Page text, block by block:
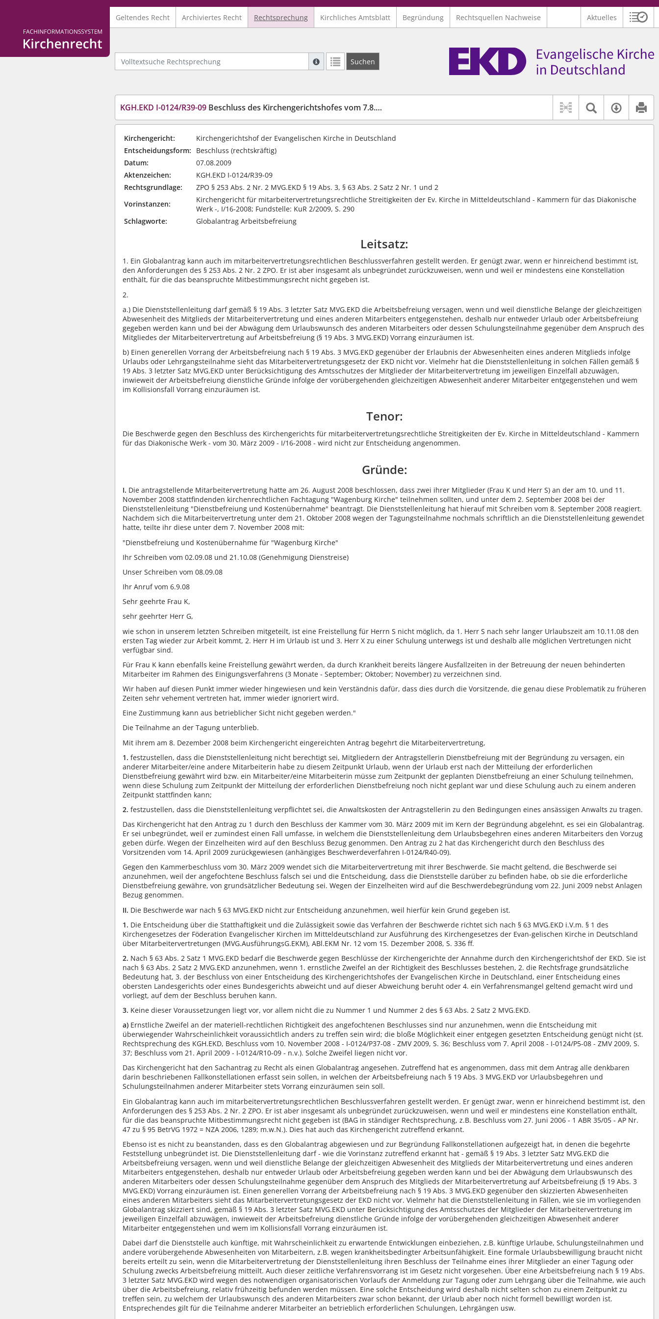
Logo Fachinformationssystem Kirchenrecht
Geltendes Recht Archiviertes Recht Rechtsprechung Kirchliches Amtsblatt Begründung Rechtsquellen Nachweise Aktuelles
Volltextsuche Rechtsprechung
Suche mit Platzhalter "*", Bsp. Pfarrer*, findet auch: "Pfarrerinitiative" oder "Pfarrerausschuss".
Weitere Suchoperatoren finden Sie in unserer Hilfe.
Suchen
KGH.EKD I-0124/R39-09 Beschluss des Kirchengerichtshofes vom 7.8.2009 Textsuche
Kirchengericht:
Kirchengerichtshof der Evangelischen Kirche in Deutschland
Entscheidungsform:
Beschluss (rechtskräftig)
Datum:
07.08.2009
Aktenzeichen:
KGH.EKD I-0124/R39-09
Rechtsgrundlage:
ZPO § 253 Abs. 2 Nr. 2 MVG.EKD § 19 Abs. 3, § 63 Abs. 2 Satz 2 Nr. 1 und 2
Vorinstanzen:
Kirchengericht für mitarbeitervertretungsrechtliche Streitigkeiten der Ev. Kirche in Mitteldeutschland - Kammern für das Diakonische
Werk -, I/16-2008; Fundstelle: KuR 2/2009, S. 290
Schlagworte:
Globalantrag Arbeitsbefreiung
Leitsatz:
1. Ein Globalantrag kann auch im mitarbeitervertretungsrechtlichen Beschlussverfahren gestellt werden. Er genügt zwar, wenn er hinreichend bestimmt ist,
den Anforderungen des § 253 Abs. 2 Nr. 2 ZPO. Er ist aber insgesamt als unbegründet zurückzuweisen, wenn und weil er mindestens eine Konstellation
enthält, für die das beanspruchte Mitbestimmungsrecht nicht gegeben ist.
2.
a.) Die Dienststellenleitung darf gemäß § 19 Abs. 3 letzter Satz MVG.EKD die Arbeitsbefreiung versagen, wenn und weil dienstliche Belange der gleichzeitigen
Abwesenheit des Mitglieds der Mitarbeitervertretung und eines anderen Mitarbeiters entgegenstehen, deshalb nur entweder Urlaub oder Arbeitsbefreiung
gegeben werden kann und bei der Abwägung dem Urlaubswunsch des anderen Mitarbeiters oder dessen Schulungsteilnahme gegenüber dem Anspruch des
Mitgliedes der Mitarbeitervertretung auf Arbeitsbefreiung (§ 19 Abs. 3 MVG.EKD) Vorrang einzuräumen ist.
b) Einen generellen Vorrang der Arbeitsbefreiung nach § 19 Abs. 3 MVG.EKD gegenüber der Erlaubnis der Abwesenheiten eines anderen Mitglieds infolge
Urlaubs oder Lehrgangsteilnahme sieht das Mitarbeitervertretungsgesetz der EKD nicht vor. Vielmehr hat die Dienststellenleitung in solchen Fällen gemäß §
19 Abs. 3 letzter Satz MVG.EKD unter Berücksichtigung des Amtsschutzes der Mitglieder der Mitarbeitervertretung im jeweiligen Einzelfall abzuwägen,
inwieweit der Arbeitsbefreiung dienstliche Gründe infolge der vorübergehenden gleichzeitigen Abwesenheit anderer Mitarbeiter entgegenstehen und wem
im Kollisionsfall Vorrang einzuräumen ist.
Tenor:
Die Beschwerde gegen den Beschluss des Kirchengerichts für mitarbeitervertretungsrechtliche Streitigkeiten der Ev. Kirche in Mitteldeutschland - Kammern
für das Diakonische Werk - vom 30. März 2009 - I/16-2008 - wird nicht zur Entscheidung angenommen.
Gründe:
I. Die antragstellende Mitarbeitervertretung hatte am 26. August 2008 beschlossen, dass zwei ihrer Mitglieder (Frau K und Herr S) an der am 10. und 11.
November 2008 stattfindenden kirchenrechtlichen Fachtagung "Wagenburg Kirche" teilnehmen sollten, und unter dem 2. September 2008 bei der
Dienststellenleitung "Dienstbefreiung und Kostenübernahme" beantragt. Die Dienststellenleitung hat hierauf mit Schreiben vom 8. September 2008 reagiert.
Nachdem sich die Mitarbeitervertretung unter dem 21. Oktober 2008 wegen der Tagungsteilnahme nochmals schriftlich an die Dienststellenleitung gewendet
hatte, teilte ihr diese unter dem 7. November 2008 mit:
"Dienstbefreiung und Kostenübernahme für "Wagenburg Kirche"
Ihr Schreiben vom 02.09.08 und 21.10.08 (Genehmigung Dienstreise)
Unser Schreiben vom 08.09.08
Ihr Anruf vom 6.9.08
Sehr geehrte Frau K,
sehr geehrter Herr G,
wie schon in unserem letzten Schreiben mitgeteilt, ist eine Freistellung für Herrn S nicht möglich, da 1. Herr S nach sehr langer Urlaubszeit am 10.11.08 den
ersten Tag wieder zur Arbeit kommt, 2. Herr H im Urlaub ist und 3. Herr X zu einer Schulung unterwegs ist und deshalb alle möglichen Vertretungen nicht
verfügbar sind.
Für Frau K kann ebenfalls keine Freistellung gewährt werden, da durch Krankheit bereits längere Ausfallzeiten in der Betreuung der neuen behinderten
Mitarbeiter im Rahmen des Einigungsverfahrens (3 Monate - September; Oktober; November) zu verzeichnen sind.
Wir haben auf diesen Punkt immer wieder hingewiesen und kein Verständnis dafür, dass dies durch die Vorsitzende, die genau diese Problematik zu früheren
Zeiten sehr vehement vertreten hat, immer wieder ignoriert wird.
Eine Zustimmung kann aus betrieblicher Sicht nicht gegeben werden."
Die Teilnahme an der Tagung unterblieb.
Mit ihrem am 8. Dezember 2008 beim Kirchengericht eingereichten Antrag begehrt die Mitarbeitervertretung,
1. festzustellen, dass die Dienststellenleitung nicht berechtigt sei, Mitgliedern der Antragstellerin Dienstbefreiung mit der Begründung zu versagen, ein
anderer Mitarbeiter/eine andere Mitarbeiterin habe zu diesem Zeitpunkt Urlaub, wenn der Urlaub erst nach der Mitteilung der erforderlichen
Dienstbefreiung gewährt wird bzw. ein Mitarbeiter/eine Mitarbeiterin müsse zum Zeitpunkt der geplanten Dienstbefreiung an einer Schulung teilnehmen,
wenn diese Schulung zum Zeitpunkt der Mitteilung der erforderlichen Dienstbefreiung noch nicht geplant war und diese Schulung auch zu einem anderen
Zeitpunkt stattfinden kann;
2. festzustellen, dass die Dienststellenleitung verpflichtet sei, die Anwaltskosten der Antragstellerin zu den Bedingungen eines ansässigen Anwalts zu tragen.
Das Kirchengericht hat den Antrag zu 1 durch den Beschluss der Kammer vom 30. März 2009 mit im Kern der Begründung abgelehnt, es sei ein Globalantrag.
Er sei unbegründet, weil er zumindest einen Fall umfasse, in welchem die Dienststellenleitung dem Urlaubsbegehren eines anderen Mitarbeiters den Vorzug
geben dürfe. Wegen der Einzelheiten wird auf den Beschluss Bezug genommen. Den Antrag zu 2 hat das Kirchengericht durch den Beschluss des
Vorsitzenden vom 14. April 2009 zurückgewiesen (anhängiges Beschwerdeverfahren I-0124/R40-09).
Gegen den Kammerbeschluss vom 30. März 2009 wendet sich die Mitarbeitervertretung mit ihrer Beschwerde. Sie macht geltend, die Beschwerde sei
anzunehmen, weil der angefochtene Beschluss falsch sei und die Entscheidung, dass die Dienststelle darüber zu befinden habe, ob sie die erforderliche
Dienstbefreiung gewähre, von grundsätzlicher Bedeutung sei. Wegen der Einzelheiten wird auf die Beschwerdebegründung vom 22. Juni 2009 nebst Anlagen
Bezug genommen.
II. Die Beschwerde war nach § 63 MVG.EKD nicht zur Entscheidung anzunehmen, weil hierfür kein Grund gegeben ist.
1. Die Entscheidung über die Statthaftigkeit und die Zulässigkeit sowie das Verfahren der Beschwerde richtet sich nach § 63 MVG.EKD i.V.m. § 1 des
Kirchengesetzes der Föderation Evangelischer Kirchen im Mitteldeutschland zur Ausführung des Kirchengesetzes der Evan-gelischen Kirche in Deutschland
über Mitarbeitervertretungen (MVG.AusführungsG.EKM), ABl.EKM Nr. 12 vom 15. Dezember 2008, S. 336 ff.
2. Nach § 63 Abs. 2 Satz 1 MVG.EKD bedarf die Beschwerde gegen Beschlüsse der Kirchengerichte der Annahme durch den Kirchengerichtshof der EKD. Sie ist
nach § 63 Abs. 2 Satz 2 MVG.EKD anzunehmen, wenn 1. ernstliche Zweifel an der Richtigkeit des Beschlusses bestehen, 2. die Rechtsfrage grundsätzliche
Bedeutung hat, 3. der Beschluss von einer Entscheidung des Kirchengerichtshofes der Evangelischen Kirche in Deutschland, einer Entscheidung eines
obersten Landesgerichts oder eines Bundesgerichts abweicht und auf dieser Abweichung beruht oder 4. ein Verfahrensmangel geltend gemacht wird und
vorliegt, auf dem der Beschluss beruhen kann.
3. Keine dieser Voraussetzungen liegt vor, vor allem nicht die zu Nummer 1 und Nummer 2 des § 63 Abs. 2 Satz 2 MVG.EKD.
a) Ernstliche Zweifel an der materiell-rechtlichen Richtigkeit des angefochtenen Beschlusses sind nur anzunehmen, wenn die Entscheidung mit
überwiegender Wahrscheinlichkeit voraussichtlich anders zu treffen sein wird; die bloße Möglichkeit einer entgegen gesetzten Entscheidung genügt nicht (st.
Rechtsprechung des KGH.EKD, Beschluss vom 10. November 2008 - I-0124/P37-08 - ZMV 2009, S. 36; Beschluss vom 7. April 2008 - I-0124/P5-08 - ZMV 2009, S.
37; Beschluss vom 21. April 2009 - I-0124/R10-09 - n.v.). Solche Zweifel liegen nicht vor.
Das Kirchengericht hat den Sachantrag zu Recht als einen Globalantrag angesehen. Zutreffend hat es angenommen, dass mit dem Antrag alle denkbaren
darin beschriebenen Fallkonstellationen erfasst sein sollen, in welchen der Arbeitsbefreiung nach § 19 Abs. 3 MVG.EKD vor Urlaubsbegehren und
Schulungsteilnahmen anderer Mitarbeiter stets Vorrang einzuräumen sein soll.
Ein Globalantrag kann auch im mitarbeitervertretungsrechtlichen Beschlussverfahren gestellt werden. Er genügt zwar, wenn er hinreichend bestimmt ist, den
Anforderungen des § 253 Abs. 2 Nr. 2 ZPO. Er ist aber insgesamt als unbegründet zurückzuweisen, wenn und weil er mindestens eine Konstellation enthält,
für die das beanspruchte Mitbestimmungsrecht nicht gegeben ist (BAG in ständiger Rechtsprechung, z.B. Beschluss vom 27. Juni 2006 - 1 ABR 35/05 - AP Nr.
47 zu § 95 BetrVG 1972 = NZA 2006, 1289; m.w.N.). Dies hat auch das Kirchengericht zutreffend erkannt.
Ebenso ist es nicht zu beanstanden, dass es den Globalantrag abgewiesen und zur Begründung Fallkonstellationen aufgezeigt hat, in denen die begehrte
Feststellung unbegründet ist. Die Dienststellenleitung darf - wie die Vorinstanz zutreffend erkannt hat - gemäß § 19 Abs. 3 letzter Satz MVG.EKD die
Arbeitsbefreiung versagen, wenn und weil dienstliche Belange der gleichzeitigen Abwesenheit des Mitglieds der Mitarbeitervertretung und eines anderen
Mitarbeiters entgegenstehen, deshalb nur entweder Urlaub oder Arbeitsbefreiung gegeben werden kann und bei der Abwägung dem Urlaubswunsch des
anderen Mitarbeiters oder dessen Schulungsteilnahme gegenüber dem Anspruch des Mitglieds der Mitarbeitervertretung auf Arbeitsbefreiung (§ 19 Abs. 3
MVG.EKD) Vorrang einzuräumen ist. Einen generellen Vorrang der Arbeitsbefreiung nach § 19 Abs. 3 MVG.EKD gegenüber den skizzierten Abwesenheiten
eines anderen Mitarbeiters sieht das Mitarbeitervertretungsgesetz der EKD nicht vor. Vielmehr hat die Dienststellenleitung in Fällen, wie sie im vorliegenden
Globalantrag skizziert sind, gemäß § 19 Abs. 3 letzter Satz MVG.EKD unter Berücksichtigung des Amtsschutzes der Mitglieder der Mitarbeitervertretung im
jeweiligen Einzelfall abzuwägen, inwieweit der Arbeitsbefreiung dienstliche Gründe infolge der vorübergehenden gleichzeitigen Abwesenheit anderer
Mitarbeiter entgegenstehen und wem im Kollisionsfall Vorrang einzuräumen ist.
Dabei darf die Dienststelle auch künftige, mit Wahrscheinlichkeit zu erwartende Entwicklungen einbeziehen, z.B. künftige Urlaube, Schulungsteilnahmen und
andere vorübergehende Abwesenheiten von Mitarbeitern, z.B. wegen krankheitsbedingter Arbeitsunfähigkeit. Eine formale Urlaubsbewilligung braucht nicht
bereits erteilt zu sein, wenn die Mitarbeitervertretung der Dienststellenleitung ihren Beschluss der Teilnahme eines ihrer Mitglieder an einer Tagung oder
Schulung zwecks Arbeitsbefreiung mitteilt. Auch dieser zeitliche Verfahrensvorrang ist im Gesetz nicht vorgesehen. Über eine Arbeitsbefreiung nach § 19 Abs.
3 letzter Satz MVG.EKD wird wegen des notwendigen organisatorischen Vorlaufs der Anmeldung zur Tagung oder zum Lehrgang über die Teilnahme, wie auch
über die Arbeitsbefreiung, relativ frühzeitig befunden werden müssen. Eine solche Entscheidung wird deshalb nicht selten schon zu einem Zeitpunkt zu
treffen sein, zu welchem der Urlaubswunsch des anderen Mitarbeiters zwar schon bekannt, der Urlaub aber noch nicht formell bewilligt worden ist.
Entsprechendes gilt für die Teilnahme anderer Mitarbeiter an betrieblich erforderlichen Schulungen, Lehrgängen usw.